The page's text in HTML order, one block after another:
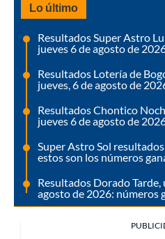
Lo último
Resultados Super Astro
jueves 6 de agosto de
Resultados Lotería de
jueves, 6 de agosto de
Resultados Chontico
jueves 6 de agosto de
Super Astro Sol
estos son los números
Resultados Dorado
agosto de 2026: números